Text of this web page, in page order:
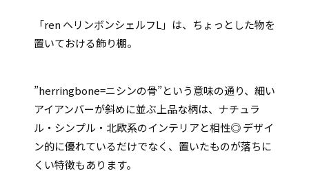
「ren ヘリンボンシェルフL」は、ちょっとした物を
置いておける飾り棚。
”herringbone=ニシンの骨”という意味の通り、細い
アイアンバーが斜めに並ぶ上品な柄は、ナチュラ
ル・シンプル・北欧系のインテリアと相性◎ デザイ
ン的に優れているだけでなく、置いたものが落ちに
くい特徴もあります。